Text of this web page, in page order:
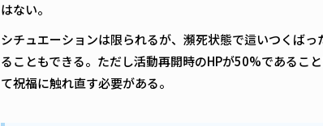
はない。
シチュエーションは限られるが、瀕死状態で這いつくば
ることもできる。ただし活動再開時のHPが50%であるこ
て祝福に触れ直す必要がある。